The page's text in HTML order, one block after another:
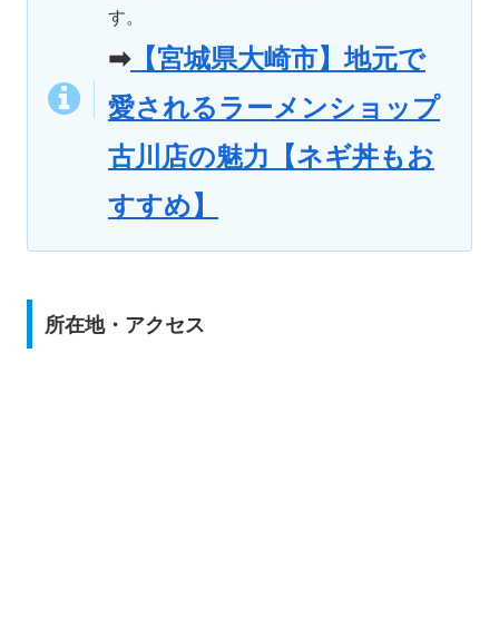
す。
➡【宮城県大崎市】地元で
愛されるラーメンショップ
古川店の魅力【ネギ丼もお
すすめ】
所在地・アクセス